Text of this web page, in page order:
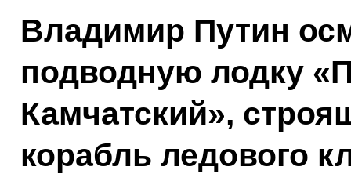
Владимир Путин
подводную лодку
Камчатский»,
корабль ледового